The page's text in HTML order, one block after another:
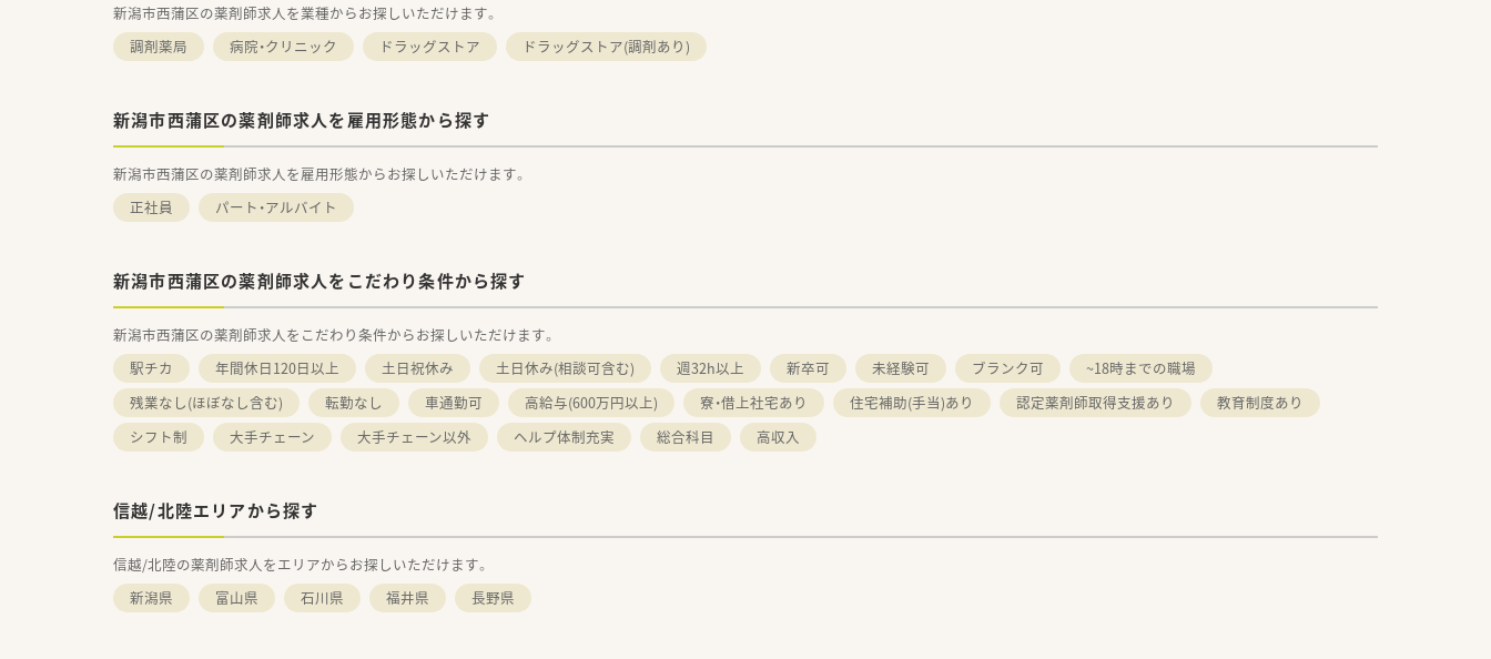
新潟市西蒲区の薬剤師求人を業種からお探しいただけます。
調剤薬局
病院・クリニック ドラッグストア ドラッグストア(調剤あり)
新潟市西蒲区の薬剤師求人を雇用形態から探す
新潟市西蒲区の薬剤師求人を雇用形態からお探しいただけます。
正社員
パート・アルバイト
新潟市西蒲区の薬剤師求人をこだわり条件から探す
新潟市西蒲区の薬剤師求人をこだわり条件からお探しいただけます。
駅チカ
年間休日120日以上 土日祝休み 土日休み(相談可含む) 週32h以上 新卒可 未経験可 ブランク可
~18時までの職場
残業なし(ほぼなし含む)
転勤なし 車通勤可 高給与(600万円以上) 寮・借上社宅あり 住宅補助(手当)あり 認定薬剤師取得支援あり
教育制度あり
シフト制
大手チェーン 大手チェーン以外 ヘルプ体制充実 総合科目 高収入
信越/北陸エリアから探す
信越/北陸の薬剤師求人をエリアからお探しいただけます。
新潟県
富山県 石川県 福井県 長野県